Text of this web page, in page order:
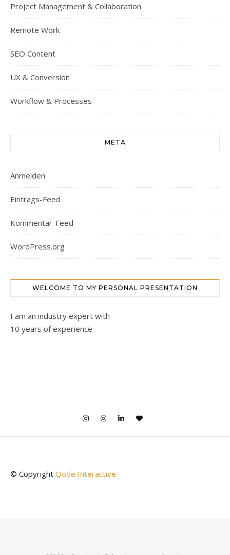
Project Management & Collaboration
Remote Work
SEO Content
UX & Conversion
Workflow & Processes
META
Anmelden
Eintrags-Feed
Kommentar-Feed
WordPress.org
WELCOME TO MY PERSONAL PRESENTATION
I am an industry expert with
10 years of experience
© Copyright Qode Interactive